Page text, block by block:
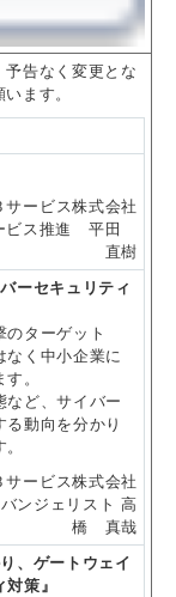
告なく変更とな
います 。
サービス株式会社
ビス推進 平田
直樹
ーセキュリティ
のターゲット
なく中小企業に
。
など、サイバー
る動向を分かり
サービス株式会社
ンジェリスト 高
橋 真哉
、ゲートウェイ
策』